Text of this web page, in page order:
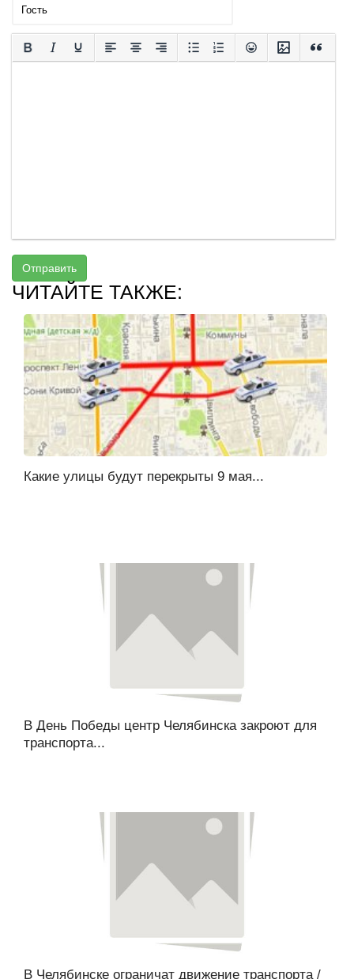
Отправить
ЧИТАЙТЕ ТАКЖЕ:
Какие улицы будут перекрыты 9 мая...
В День Победы центр Челябинска закроют для
транспорта...
В Челябинске ограничат движение транспорта /